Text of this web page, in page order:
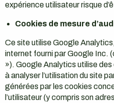
expérience utilisateur risque
Cookies de mesure
Ce site utilise Google
internet fourni par Google Inc.
»). Google Analytics utilise
à analyser l’utilisation du site
générées par les cookies
l’utilisateur (y compris son